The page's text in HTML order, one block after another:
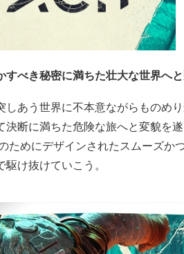
すべき秘密に満ちた壮大な世界へ
しあう世界に不本意ながらものめ
決断に満ちた危険な旅へと変貌を
ためにデザインされたスムーズ
け抜けていこう。